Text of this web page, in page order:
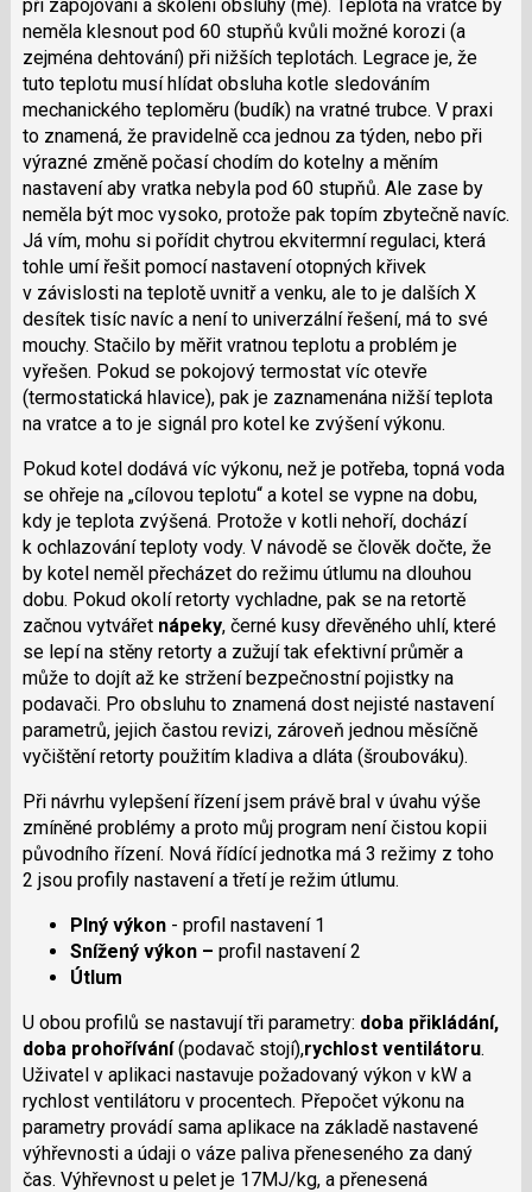
při zapojování a školení obsluhy (mě). Teplota na vratce by
neměla klesnout pod 60 stupňů kvůli možné korozi (a
zejména dehtování) při nižších teplotách. Legrace je, že
tuto teplotu musí hlídat obsluha kotle sledováním
mechanického teploměru (budík) na vratné trubce. V praxi
to znamená, že pravidelně cca jednou za týden, nebo při
výrazné změně počasí chodím do kotelny a měním
nastavení aby vratka nebyla pod 60 stupňů. Ale zase by
neměla být moc vysoko, protože pak topím zbytečně navíc.
Já vím, mohu si pořídit chytrou ekvitermní regulaci, která
tohle umí řešit pomocí nastavení otopných křivek
v závislosti na teplotě uvnitř a venku, ale to je dalších X
desítek tisíc navíc a není to univerzální řešení, má to své
mouchy. Stačilo by měřit vratnou teplotu a problém je
vyřešen. Pokud se pokojový termostat víc otevře
(termostatická hlavice), pak je zaznamenána nižší teplota
na vratce a to je signál pro kotel ke zvýšení výkonu.
Pokud kotel dodává víc výkonu, než je potřeba, topná voda
se ohřeje na „cílovou teplotu“ a kotel se vypne na dobu,
kdy je teplota zvýšená. Protože v kotli nehoří, dochází
k ochlazování teploty vody. V návodě se člověk dočte, že
by kotel neměl přecházet do režimu útlumu na dlouhou
dobu. Pokud okolí retorty vychladne, pak se na retortě
začnou vytvářet nápeky, černé kusy dřevěného uhlí, které
se lepí na stěny retorty a zužují tak efektivní průměr a
může to dojít až ke stržení bezpečnostní pojistky na
podavači. Pro obsluhu to znamená dost nejisté nastavení
parametrů, jejich častou revizi, zároveň jednou měsíčně
vyčištění retorty použitím kladiva a dláta (šroubováku).
Při návrhu vylepšení řízení jsem právě bral v úvahu výše
zmíněné problémy a proto můj program není čistou kopii
původního řízení. Nová řídící jednotka má 3 režimy z toho
2 jsou profily nastavení a třetí je režim útlumu.
Plný výkon- profil nastavení 1
Snížený výkon – profil nastavení 2
Útlum
U obou profilů se nastavují tři parametry: doba přikládání,
doba prohořívání(podavač stojí),rychlost ventilátoru.
Uživatel v aplikaci nastavuje požadovaný výkon v kW a
rychlost ventilátoru v procentech. Přepočet výkonu na
parametry provádí sama aplikace na základě nastavené
výhřevnosti a údaji o váze paliva přeneseného za daný
čas. Výhřevnost u pelet je 17MJ/kg, a přenesená